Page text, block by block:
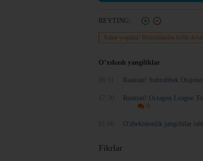
REYTING:
Xabar yoqdimi? Birinchilardan bo'lib
O’xshash yangiliklar
Rasman! Suhrobbek
Rasman! Octagon League
0
O'zbekistonlik jangchilar
Fikrlar